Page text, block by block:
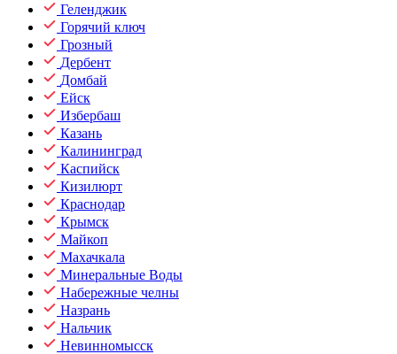
Геленджик
Горячий ключ
Грозный
Дербент
Домбай
Ейск
Избербаш
Казань
Калининград
Каспийск
Кизилюрт
Краснодар
Крымск
Майкоп
Махачкала
Минеральные Воды
Набережные челны
Назрань
Нальчик
Невинномысск